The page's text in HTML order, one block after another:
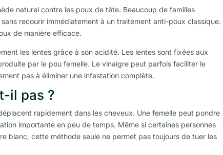
naturel contre les poux de tête. Beaucoup de familles
recourir immédiatement à un traitement anti-poux classique.
de manière efficace.
les lentes grâce à son acidité. Les lentes sont fixées aux
par le pou femelle. Le vinaigre peut parfois faciliter le
pas à éliminer une infestation complète.
il pas ?
rapidement dans les cheveux. Une femelle peut pondre
importante en peu de temps. Même si certaines personnes
blanc, cette méthode seule ne permet pas toujours de tuer les